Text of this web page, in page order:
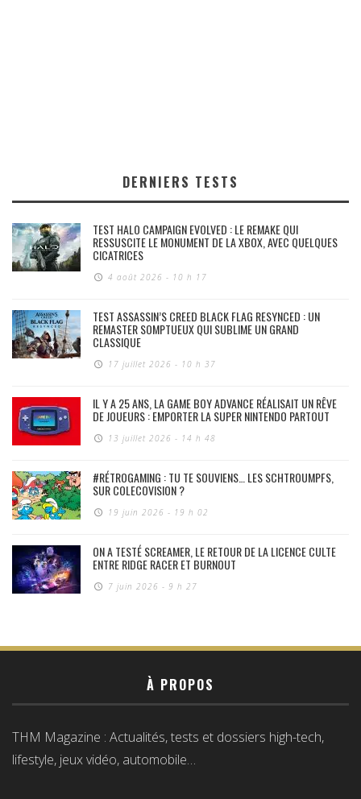
DERNIERS TESTS
TEST HALO CAMPAIGN EVOLVED : LE REMAKE QUI
RESSUSCITE LE MONUMENT DE LA XBOX, AVEC QUELQUES
CICATRICES
4 août 2026 - 10 h 17
TEST ASSASSIN’S CREED BLACK FLAG RESYNCED : UN
REMASTER SOMPTUEUX QUI SUBLIME UN GRAND
CLASSIQUE
17 juillet 2026 - 10 h 37
IL Y A 25 ANS, LA GAME BOY ADVANCE RÉALISAIT UN RÊVE
DE JOUEURS : EMPORTER LA SUPER NINTENDO PARTOUT
13 juillet 2026 - 14 h 48
#RÉTROGAMING : TU TE SOUVIENS… LES SCHTROUMPFS,
SUR COLECOVISION ?
19 juin 2026 - 19 h 02
ON A TESTÉ SCREAMER, LE RETOUR DE LA LICENCE CULTE
ENTRE RIDGE RACER ET BURNOUT
7 juin 2026 - 9 h 27
À PROPOS
THM Magazine : Actualités, tests et dossiers high-tech,
lifestyle, jeux vidéo, automobile…